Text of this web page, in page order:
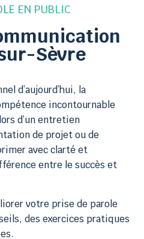
EN PUBLIC
Sèvre
d’aujourd’hui, la
incontournable
d’un entretien
de projet ou de
avec clarté et
entre le succès et
votre prise de parole
des exercices pratiques